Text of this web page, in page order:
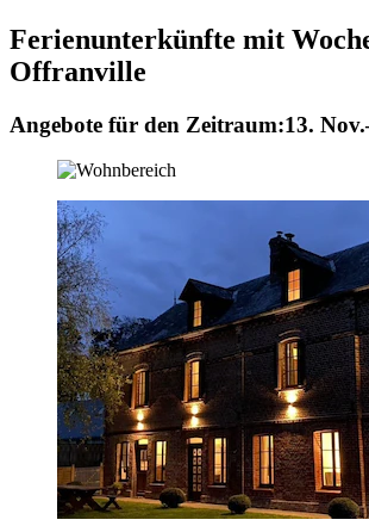
Ferienunterkünfte mit
Offranville
Angebote für den Zeitraum:13.